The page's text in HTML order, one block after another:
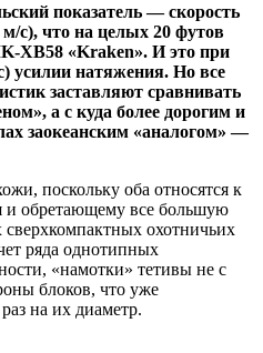
показатель — скорость
с), что на целых 20 футов
XB58 «Kraken». И это при
усилии натяжения. Но все
заставляют сравнивать
а с куда более дорогим и
заокеанским «аналогом» —
поскольку оба относятся к
и обретающему все большую
охотничьих
ряда однотипных
«намотки» тетивы не с
блоков, что уже
на их диаметр.